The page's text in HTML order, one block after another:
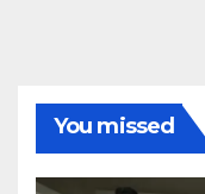
You missed